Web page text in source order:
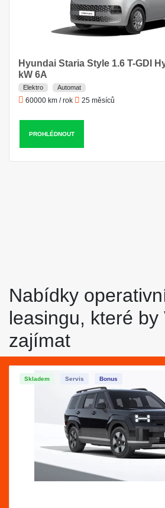
Hyundai Staria Style 1.6 T-GDI
kW 6A
Elektro Automat
60000 km / rok 25 měsíců
PROHLÉDNOUT
Nabídky
leasingu, které by
zajímat
Skladem Servis Bonus